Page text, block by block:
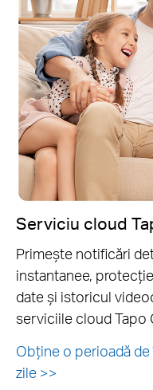
Serviciu cloud
Primește notificări
instantanee,
date și istoricul
serviciile cloud Tapo
Obține o perioadă
zile >>